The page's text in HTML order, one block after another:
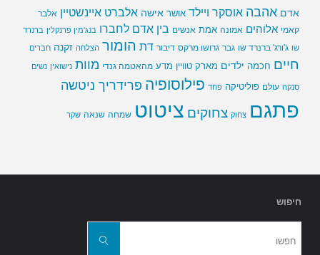
אדם אהבה אוסקר ויילד אושר אישה אלברט איינשטיין אלבר
קאמי אלוהים אמונה אמת אנשים בין אדם לחברו בנג'מין פרנקלין ברנרד
שו ג'ורג' ברנרד שו גבר גרושו מרקס דיבור דת הומור הצלחה זקנה חברים
חיים חכמה ילדים מארק טוויין מדע מהאטמה גנדי מוות נישואין נשים
סנקה עולם פוליטיקה פחד פילוסופיה פרידריך ניטשה
פתגם צחוק צחוקים ציטוט שמחה שנאה שקר
חיפוש
חפשו